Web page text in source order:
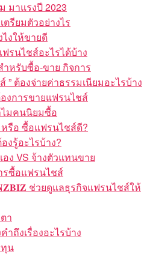
มาแรงปี 2023
รียมตัวอย่างไร
งให้ขายดี
รนไชส์อะไรได้บ้าง
หรับซื้อ-ขาย กิจการ
” ต้องจ่ายค่าธรรมเนียมอะไรบ้าง
งการขายแฟรนไชส์
ไมคนนิยมซื้อ
รือ ซื้อแฟรนไชส์ดี?
งรู้อะไรบ้าง?
ง VS จ้างตัวแทนขาย
รซื้อแฟรนไชส์
ช่วยดูแลธุรกิจแฟรนไชส์ให้
า
ถึงเรื่องอะไรบ้าง
น